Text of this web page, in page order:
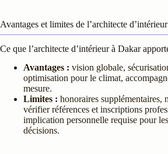
Avantages et limites de l’architecte d’intérieur
Ce que l’architecte d’intérieur à Dakar
Avantages : vision globale,
optimisation pour le climat,
mesure.
Limites : honoraires supplémentaires,
vérifier références et inscriptions
implication personnelle requise pour
décisions.